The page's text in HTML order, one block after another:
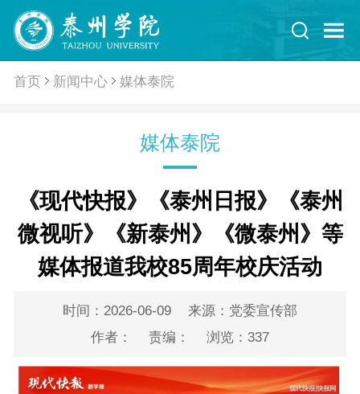
首页 新闻中心 媒体泰院
媒体泰院
《现代快报》《泰州日报》《泰州
微视听》《新泰州》《微泰州》等
媒体报道我校85周年校庆活动
时间：2026-06-09
来源：党委宣传部
作者：
责编： 浏览： 337